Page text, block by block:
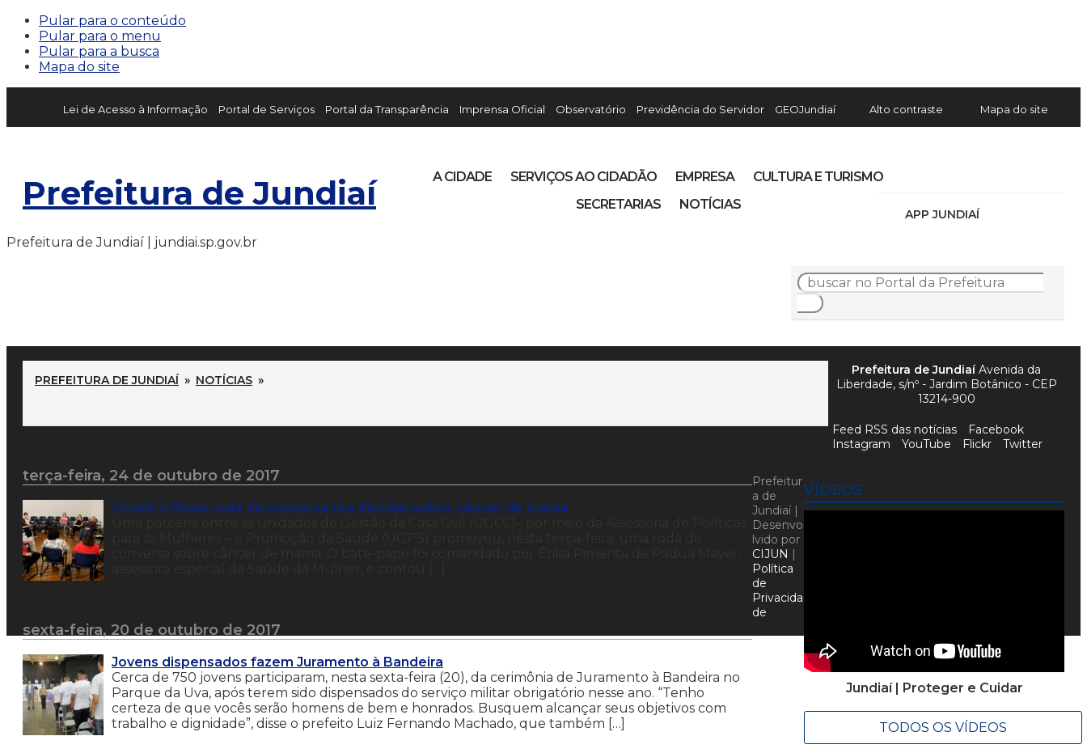
Pular para o conteúdo
Pular para o menu
Pular para a busca
Mapa do site
Lei de Acesso à Informação Portal de Serviços Portal da Transparência Imprensa Oficial Observatório Previdência do Servidor GEOJundiaí Alto contraste Mapa do site
Prefeitura de Jundiaí
APP JUNDIAÍ
A CIDADE SERVIÇOS AO CIDADÃO EMPRESA
CULTURA E TURISMO
SECRETARIAS
NOTÍCIAS
Prefeitura de Jundiaí | jundiai.sp.gov.br
PREFEITURA DE JUNDIAÍ » NOTÍCIAS »
terça-feira, 24 de outubro de 2017
Outubro Rosa: roda de conversa tira dúvidas sobre câncer de mama
sexta-feira, 20 de outubro de 2017
Jovens dispensados fazem Juramento à Bandeira
Cerca de 750 jovens participaram, nesta sexta-feira (20), da cerimônia de Juramento à Bandeira no
Parque da Uva, após terem sido dispensados do serviço militar obrigatório nesse ano. “Tenho
certeza de que vocês serão homens de bem e honrados. Busquem alcançar seus objetivos com
trabalho e dignidade”, disse o prefeito Luiz Fernando Machado, que também […]
VÍDEOS
Jundiaí | Proteger e Cuidar
TODOS OS VÍDEOS
Prefeitura de JundiaíAvenida da
Liberdade, s/nº - Jardim Botânico - CEP
13214-900
Feed RSS das notícias
Facebook
Instagram
YouTube Flickr Twitter
Prefeitur
a de
Jundiaí |
Desenvo
lvido por
CIJUN |
Política
de
Privacida
de